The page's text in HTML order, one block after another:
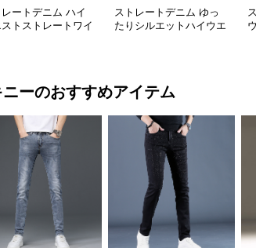
ートデニム ハイ
トストレートワイ
ストレートデニム ゆっ
たりシルエットハイウエ
ニーのおすすめアイテム